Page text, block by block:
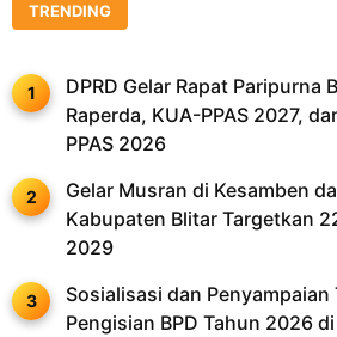
TRENDING
DPRD Gelar Rapat Paripurna
Raperda, KUA-PPAS 2027,
PPAS 2026
Gelar Musran di Kesamben
Kabupaten Blitar Targetkan
2029
Sosialisasi dan Penyampaian
Pengisian BPD Tahun 2026